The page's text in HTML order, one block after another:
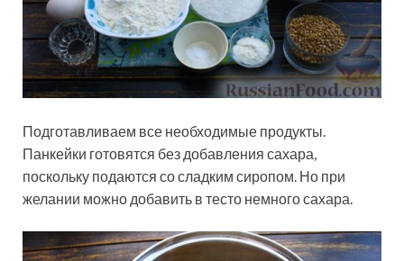
Подготавливаем все необходимые продукты.
Панкейки готовятся без добавления сахара,
поскольку подаются со сладким сиропом. Но при
желании можно добавить в тесто немного сахара.